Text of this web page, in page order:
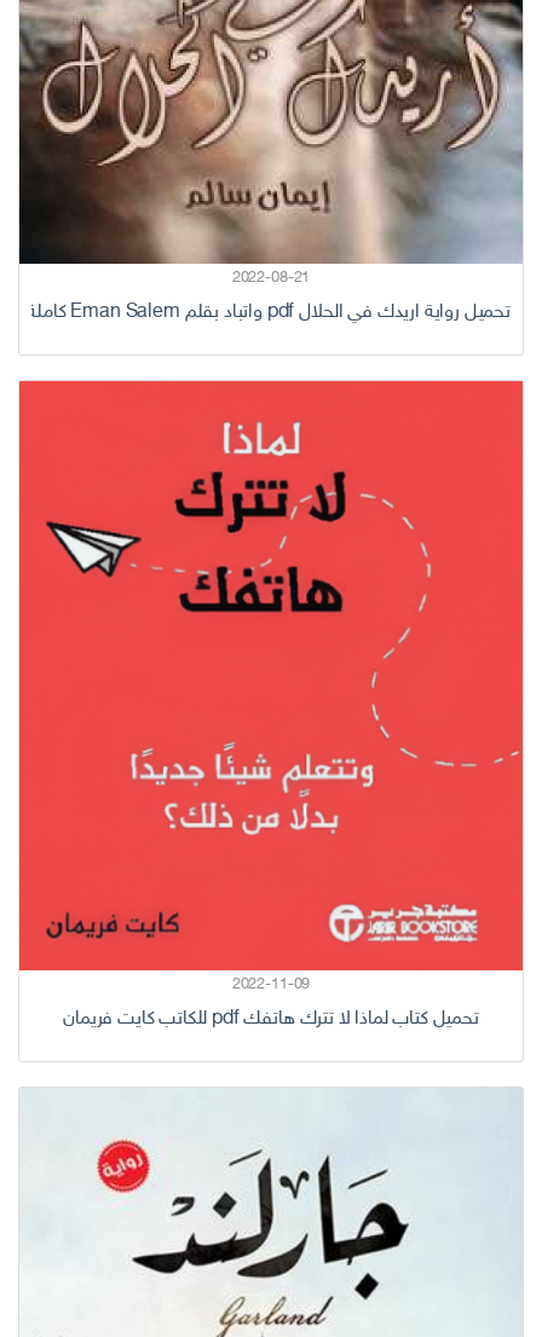
2022-08-21
تحميل رواية اريدك في الحلال pdf واتباد بقلم Eman Salem كاملة
2022-11-09
تحميل كتاب لماذا لا تترك هاتفك pdf للكاتب كايت فريمان